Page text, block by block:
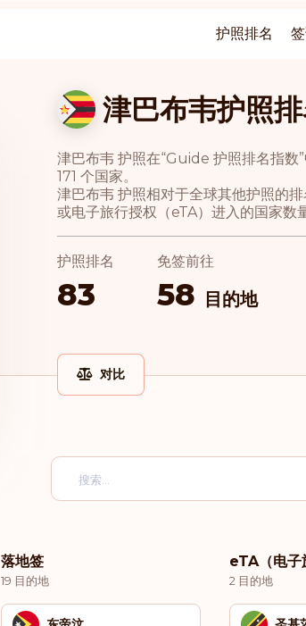
护照排名
津巴布韦护照
津巴布韦 护照在“Guide 护照排名指数
171 个国家。
津巴布韦 护照相对于全球其他护照的
或电子旅行授权（eTA）进入的国家数
护照排名
83
免签前往
58 目的地
对比
落地签
19 目的地
eTA（电子
2 目的地